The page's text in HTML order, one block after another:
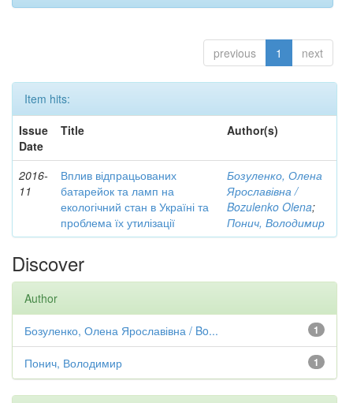
previous 1 next
Item hits:
Issue
Date
Title Author(s)
2016-
11
Вплив відпрацьованих
батарейок та ламп на
екологічний стан в Україні та
проблема їх утилізації
Бозуленко, Олена
Ярославівна /
Bozulenko Olena;
Понич, Володимир
Discover
Author
1
Бозуленко, Олена Ярославівна / Bo...
1
Понич, Володимир